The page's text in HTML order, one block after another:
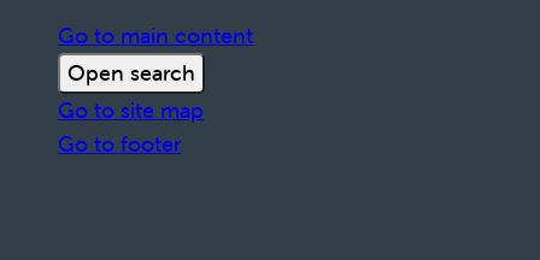
Go to main content
Open search
Go to site map
Go to footer